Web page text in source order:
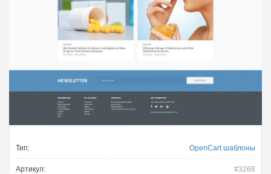
Тип: OpenCart шаблоны
Артикул: #3268